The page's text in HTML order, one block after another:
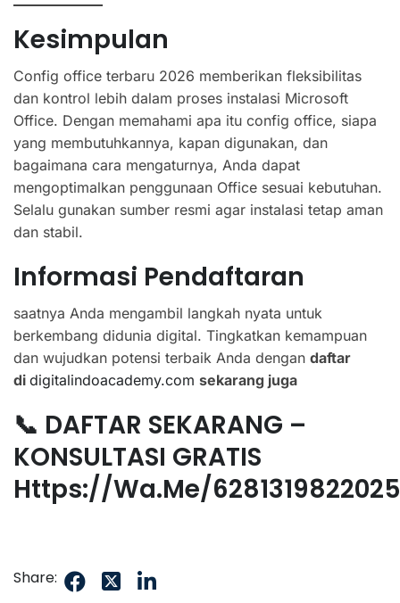
Kesimpulan
Config office terbaru 2026 memberikan fleksibilitas
dan kontrol lebih dalam proses instalasi Microsoft
Office. Dengan memahami apa itu config office, siapa
yang membutuhkannya, kapan digunakan, dan
bagaimana cara mengaturnya, Anda dapat
mengoptimalkan penggunaan Office sesuai kebutuhan.
Selalu gunakan sumber resmi agar instalasi tetap aman
dan stabil.
Informasi Pendaftaran
saatnya Anda mengambil langkah nyata untuk
berkembang didunia digital. Tingkatkan kemampuan
dan wujudkan potensi terbaik Anda dengan daftar
di digitalindoacademy.com sekarang juga
📞 DAFTAR SEKARANG –
KONSULTASI GRATIS
Https://wa.me/6281319822025
Share: